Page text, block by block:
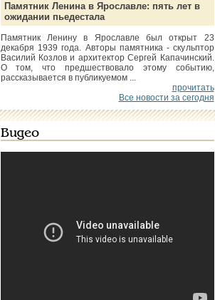
Памятник Ленина в Ярославле: пять лет в
ожидании пьедестала
Памятник Ленину в Ярославле был открыт 23
декабря 1939 года. Авторы памятника - скульптор
Василий Козлов и архитектор Сергей Капачинский.
О том, что предшествовало этому событию,
рассказывается в публикуемом ...
прочитать
Все новости за сегодня
Видео